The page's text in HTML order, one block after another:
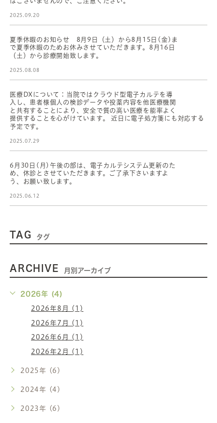
2025.09.20
夏季休暇のお知らせ 8月9日（土）から8月15日(金)ま
で夏季休暇のためお休みさせていただきます。8月16日
（土）から診療開始致します。
2025.08.08
医療DXについて：当院ではクラウド型電子カルテを導
入し、患者様個人の検診データや投薬内容を他医療機関
と共有することにより、安全で質の高い医療を能率よく
提供することを心がけています。 近日に電子処方箋にも対応する
予定です。
2025.07.29
6月30日(月)午後の部は、電子カルテシステム更新のた
め、休診とさせていただきます。ご了承下さいますよ
う、お願い致します。
2025.06.12
TAG タグ
ARCHIVE 月別アーカイブ
2026年 (4)
2026年8月 (1)
2026年7月 (1)
2026年6月 (1)
2026年2月 (1)
2025年 (6)
2024年 (4)
2023年 (6)